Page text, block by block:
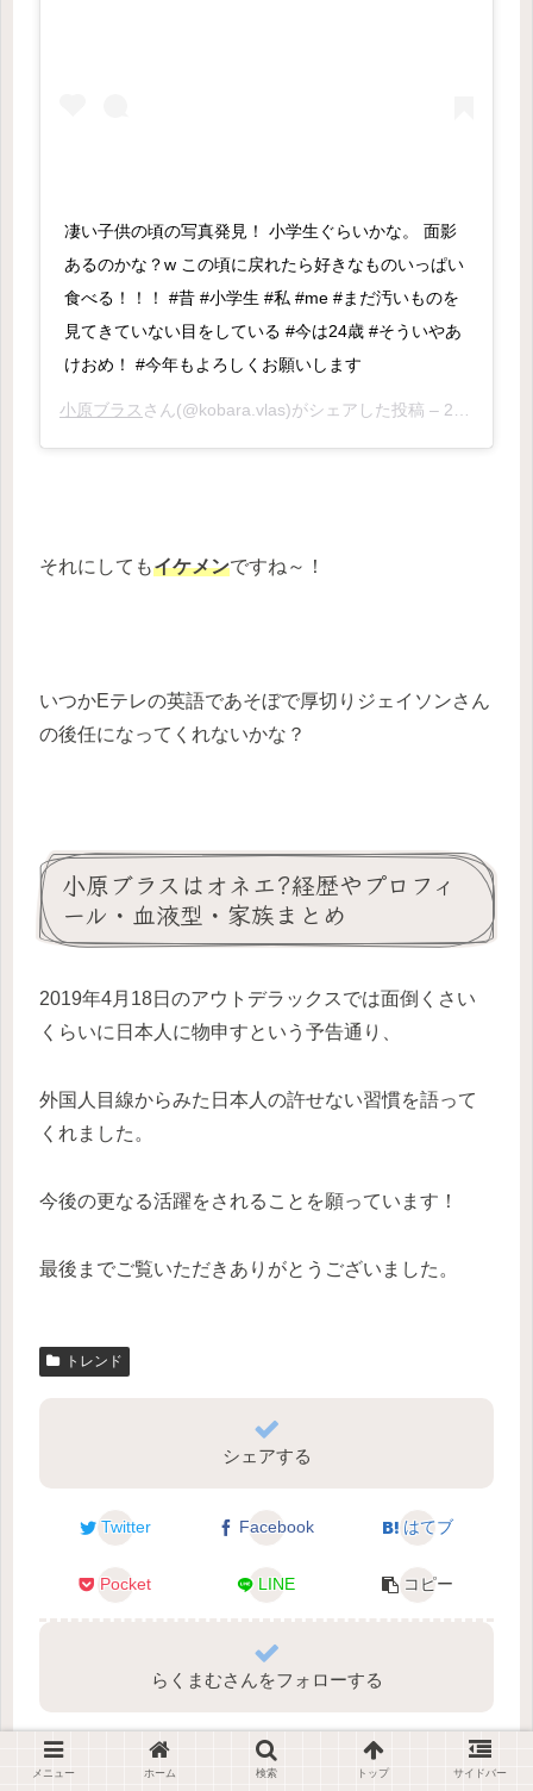
凄い子供の頃の写真発見！ 小学生ぐらいかな。 面影
あるのかな？w この頃に戻れたら好きなものいっぱい
食べる！！！ #昔 #小学生 #私 #me #まだ汚いものを
見てきていない目をしている #今は24歳 #そういやあ
けおめ！ #今年もよろしくお願いします
小原ブラス さん(@kobara.vlas)がシェアした投稿 – 2017年 2月月2日午前2時09分PST
それにしてもイケメンですね～！
いつかEテレの英語であそぼで厚切りジェイソンさん
の後任になってくれないかな？
小原ブラスはオネエ?経歴やプロフィ
ール・血液型・家族まとめ
2019年4月18日のアウトデラックスでは面倒くさい
くらいに日本人に物申すという予告通り、
外国人目線からみた日本人の許せない習慣を語って
くれました。
今後の更なる活躍をされることを願っています！
最後までご覧いただきありがとうございました。
トレンド
シェアする
Twitter Facebook はてブ
Pocket LINE コピー
らくまむさんをフォローする
メニュー ホーム 検索 トップ サイドバー